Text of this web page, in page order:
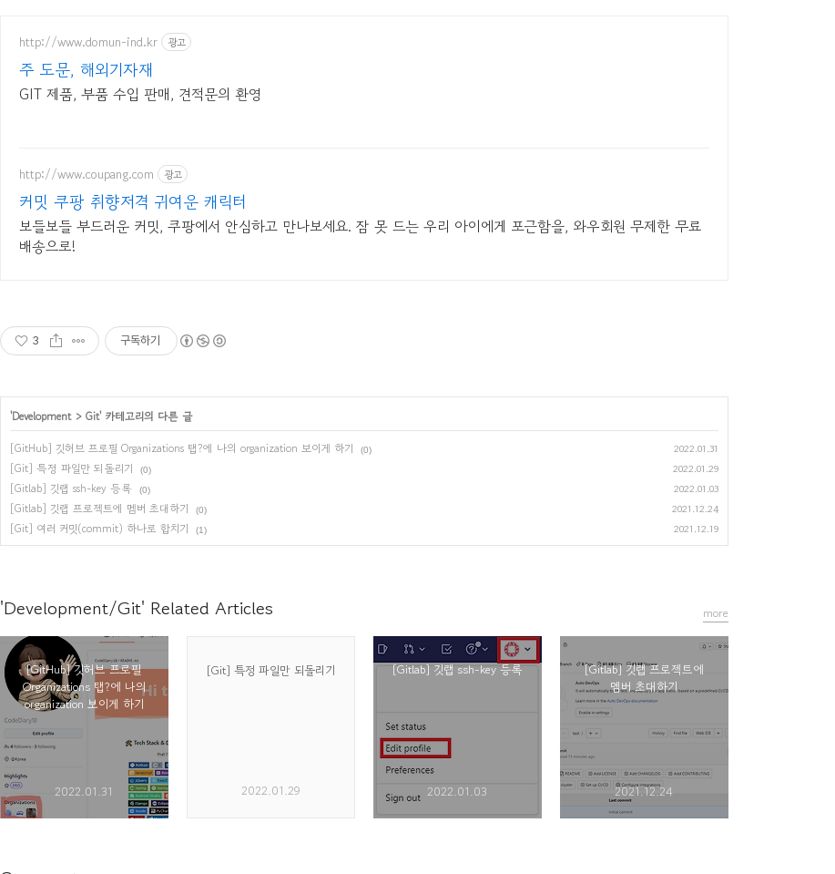
http://www.domun-ind.kr 광고
주 도문, 해외기자재
GIT 제품, 부품 수입 판매, 견적문의 환영
http://www.coupang.com 광고
커밋 쿠팡 취향저격 귀여운 캐릭터
보들보들 부드러운 커밋, 쿠팡에서 안심하고 만나보세요. 잠 못 드는 우리 아이에게 포근함을, 와우회원 무제한 무료
배송으로!
3 구독하기
'Development> Git' 카테고리의 다른 글
[GitHub] 깃허브 프로필 Organizations 탭?에 나의 organization 보이게 하기 (0) 2022.01.31
[Git] 특정 파일만 되돌리기 (0) 2022.01.29
[Gitlab] 깃랩 ssh-key 등록 (0) 2022.01.03
[Gitlab] 깃랩 프로젝트에 멤버 초대하기 (0) 2021.12.24
[Git] 여러 커밋(commit) 하나로 합치기 (1) 2021.12.19
'Development/Git' Related Articles
[GitHub] 깃허브 프로필
Organizations 탭?에 나의
organization 보이게 하기
2022.01.31
[Git] 특정 파일만 되돌리기
2022.01.29
[Gitlab] 깃랩 ssh-key 등록
2022.01.03
[Gitlab] 깃랩 프로젝트에
멤버 초대하기
2021.12.24
more